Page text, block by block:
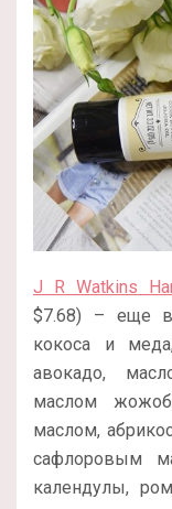
J R Watkins
$7.68) – еще
кокоса и
авокадо,
маслом
маслом,
сафлоровым
календулы,